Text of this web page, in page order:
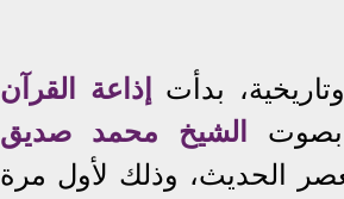
بدأت
إذاعة القرآن
الشيخ محمد صديق
الحديث، وذلك لأول مرة